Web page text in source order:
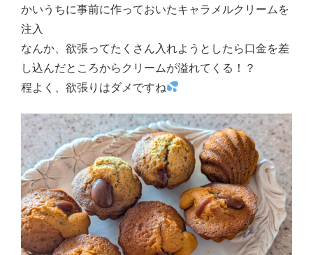
かいうちに事前に作っておいたキャラメルクリームを
注入
なんか、欲張ってたくさん入れようとしたら口金を差
し込んだところからクリームが溢れてくる！？
程よく、欲張りはダメですね